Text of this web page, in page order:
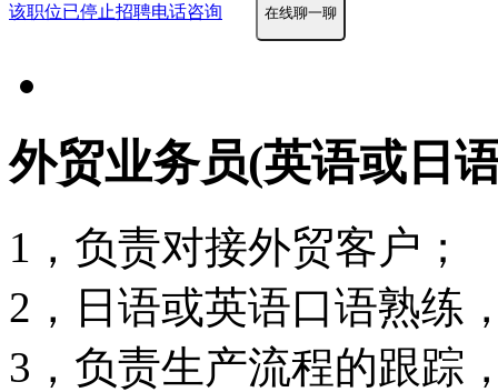
该职位已停止招聘电话咨询 在线聊一聊
外贸业务员(英语或日
1，负责对接外贸客户；
2，日语或英语口语熟练
3，负责生产流程的跟踪